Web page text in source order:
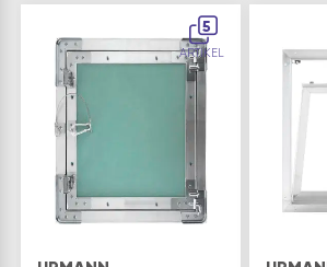
5
ARTIKEL